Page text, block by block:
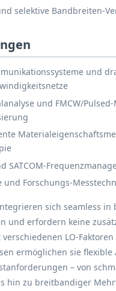
selektive Bandbreiten-
und
und FMCW/
SATCOM-
Forschungs-
sich seamless in
und erfordern keine
LO-
ermöglichen sie flexible
– von
hin zu breitbandiger